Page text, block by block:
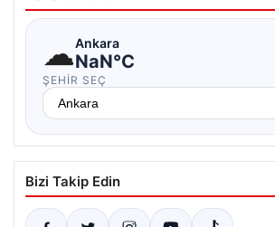
☁Ankara
NaN°C
ŞEHIR SEÇ
Bizi Takip Edin